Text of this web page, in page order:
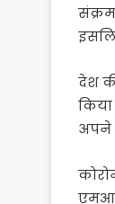
देश
किया
अपने